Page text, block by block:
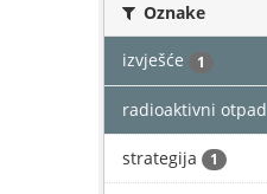
Oznake
izvješće 1
radioaktivni otpad
strategija 1